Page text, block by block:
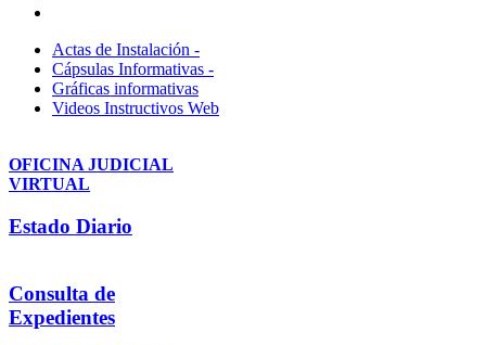
Actas de Instalación -
Cápsulas Informativas -
Gráficas informativas
Videos Instructivos Web
OFICINA JUDICIAL
VIRTUAL
Estado Diario
Consulta de
Expedientes